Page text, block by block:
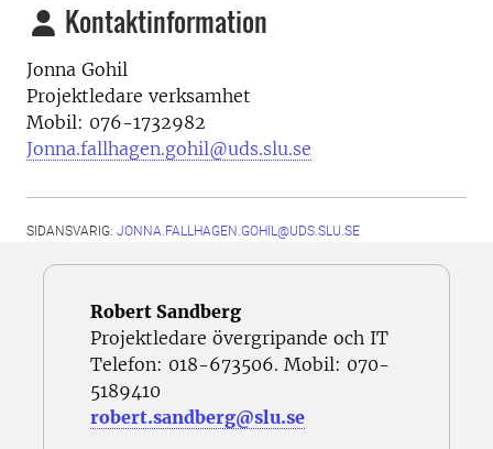
Kontaktinformation
Jonna Gohil
Projektledare verksamhet
Mobil: 076-1732982
Jonna.fallhagen.gohil@uds.slu.se
SIDANSVARIG: JONNA.FALLHAGEN.GOHIL@UDS.SLU.SE
Robert Sandberg
Projektledare övergripande och IT
Telefon: 018-673506. Mobil: 070-
5189410
robert.sandberg@slu.se